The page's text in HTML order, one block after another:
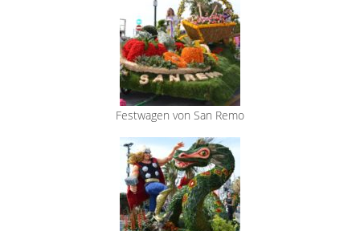
Festwagen von San Remo